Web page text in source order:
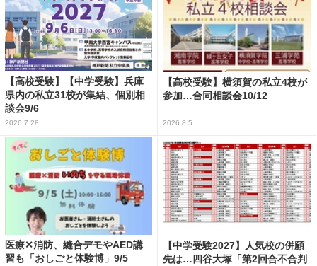
【高校受験】【中学受験】兵庫
県内の私立31校が集結、個別相
談会9/6
2026.7.28
【高校受験】横須賀の私立4校が
参加…合同相談会10/12
2026.8.5
医療✕消防、縫合デモやAED講
習も「おしごと体験博」9/5
【中学受験2027】人気校の併願
先は…四谷大塚「第2回合不合判